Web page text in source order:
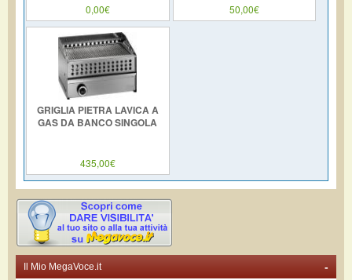
0,00€ 50,00€
GRIGLIA PIETRA LAVICA A
GAS DA BANCO SINGOLA
435,00€
-
Il Mio MegaVoce.it